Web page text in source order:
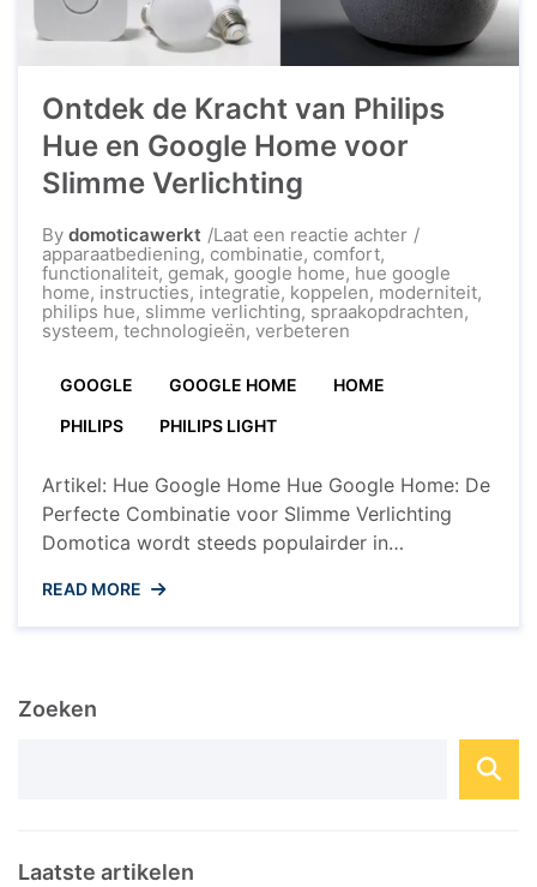
Ontdek de Kracht van Philips
Hue en Google Home voor
Slimme Verlichting
By domoticawerkt Laat een reactie achterop
de
Kracht
van
apparaatbediening, combinatie, comfort,
functionaliteit, gemak, google home, hue google
home, instructies, integratie, koppelen, moderniteit,
philips hue, slimme verlichting, spraakopdrachten,
systeem, technologieën, verbeteren
GOOGLE GOOGLE HOME
HOME
PHILIPS
PHILIPS LIGHT
Artikel: Hue Google Home Hue Google Home: De
Perfecte Combinatie voor Slimme Verlichting
Domotica wordt steeds populairder in
meest geliefde toepassingen is slimme
verlichting. Philips Hue en Google Home zijn twee
een naadloze en ...
READ MORE
Zoeken
Laatste artikelen